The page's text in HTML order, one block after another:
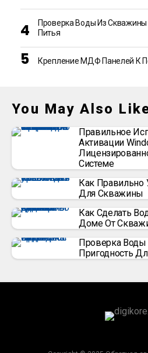
Проверка Воды Из
Питья
Крепление МДФ Панелей К
You May Also
Правильное
Активации
Системе
Как Правильно
Для Скважины
Как Сделать
Доме От
Проверка
Пригодность